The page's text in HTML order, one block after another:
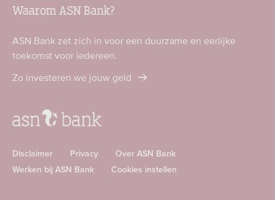
Waarom ASN Bank?
ASN Bank zet zich in voor een duurzame en eerlijke
toekomst voor iedereen.
Zo investeren we jouw geld
Disclaimer Privacy
Over ASN Bank
Werken bij ASN Bank
Cookies instellen